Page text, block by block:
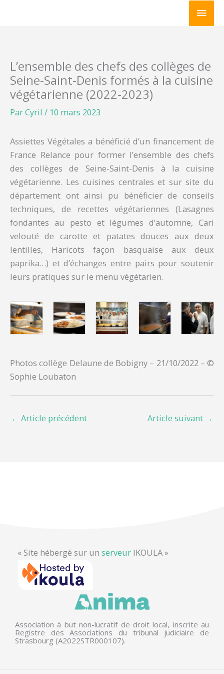
L’ensemble des chefs des collèges de
Seine-Saint-Denis formés à la cuisine
végétarienne (2022-2023)
ParCyril / 10 mars 2023
Assiettes Végétales a bénéficié d’un financement de
France Relance pour former l’ensemble des chefs
des collèges de Seine-Saint-Denis à la cuisine
végétarienne. Les cuisines centrales et sur site du
département ont ainsi pu bénéficier de conseils
techniques, de recettes végétariennes (Lasagnes
fondantes au pesto et légumes d’automne, Cari
velouté de carotte et patates douces aux deux
lentilles, Haricots façon basquaise aux deux
paprika…) et d’échanges entre pairs pour soutenir
leurs pratiques sur le menu végétarien.
Photos collège Delaune de Bobigny – 21/10/2022 – ©
Sophie Loubaton
← Article précédent Article suivant →
« Site hébergé sur un serveur IKOULA »
Association à but non-lucratif de droit local, inscrite au
Registre des Associations du tribunal judiciaire de
Strasbourg (A2022STR000107).